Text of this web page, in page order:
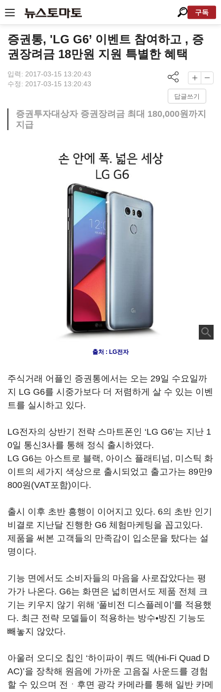
구독
증권통, 'LG G6’ 이벤트 참여하고 , 증
권장려금 18만원 지원 특별한 혜택
입력: 2017-03-15 13:20:43
수정: 2017-03-15 13:20:43
답글쓰기
증권투자대상자 증권장려금 최대 180,000원까지
지급
출처 : LG전자
주식거래 어플인 증권통에서는 오는 29일 수요일까
지 LG G6를 시중가보다 더 저렴하게 살 수 있는 이벤
트를 실시하고 있다.
LG전자의 상반기 전략 스마트폰인 ‘LG G6’는 지난 1
0일 통신3사를 통해 정식 출시하였다.
LG G6는 아스트로 블랙, 아이스 플래티넘, 미스틱 화
이트의 세가지 색상으로 출시되었고 출고가는 89만9
800원(VAT포함)이다.
출시 이후 초반 흥행이 이어지고 있다. 6의 초반 인기
비결로 지난달 진행한 G6 체험마케팅을 꼽고있다.
제품을 써본 고객들의 만족감이 입소문을 탔다는 설
명이다.
기능 면에서도 소비자들의 마음을 사로잡았다는 평
가가 나온다. G6는 화면은 넓히면서도 제품 전체 크
기는 키우지 않기 위해 '풀비전 디스플레이'를 적용했
다. 최근 전략 모델들이 적용하는 방수•방진 기능도
빼놓지 않았다.
아울러 오디오 칩인 ‘하이파이 쿼드 덱(Hi-Fi Quad D
AC)’을 장착해 원음에 가까운 고음질 사운드를 경험
할 수 있으며 전ㆍ후면 광각 카메라를 통해 일반 카메